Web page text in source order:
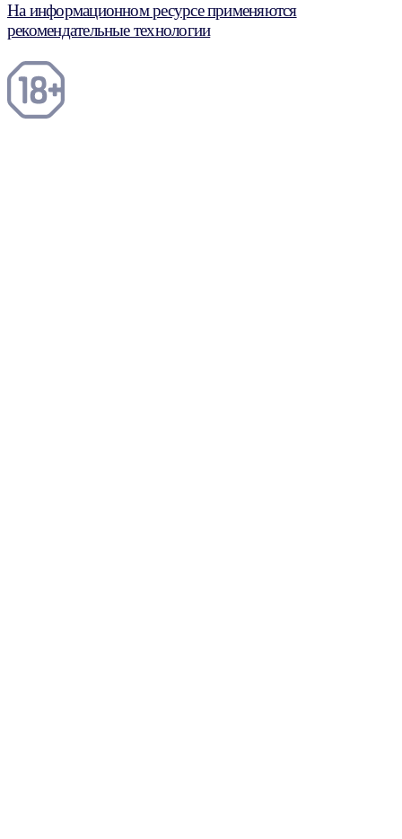
На информационном ресурсе применяются
рекомендательные технологии